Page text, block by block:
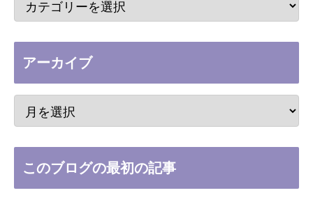
アーカイブ
このブログの最初の記事